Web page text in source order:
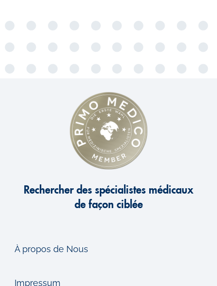
Rechercher des spécialistes médicaux
de façon ciblée
À propos de Nous
Impressum